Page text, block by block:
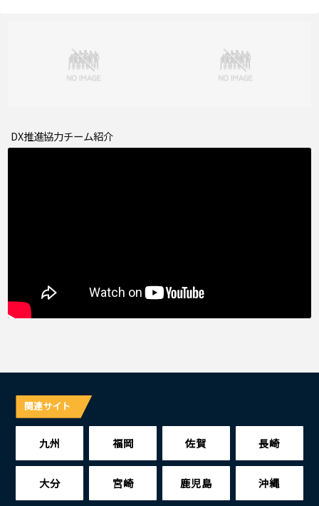
DX推進協力チーム紹介
関連サイト
九州 福岡 佐賀 長崎
大分 宮崎 鹿児島 沖縄